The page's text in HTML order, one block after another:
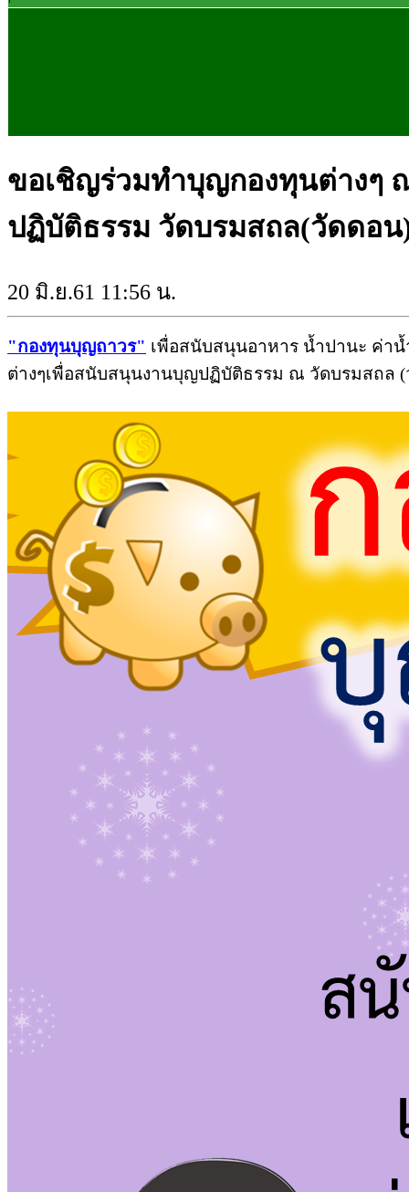
ขอเชิญร่วมทำบุญกองทุนต่างๆ
ปฏิบัติธรรม วัดบรมสถล(วัดดอ
20 มิ.ย.61 11:56 น.
"กองทุนบุญถาวร" เพื่อสนับสนุนอาหาร น้ำปานะ ค่า
ต่างๆเพื่อสนับสนุนงานบุญปฏิบัติธรรม ณ วัดบรมสถล